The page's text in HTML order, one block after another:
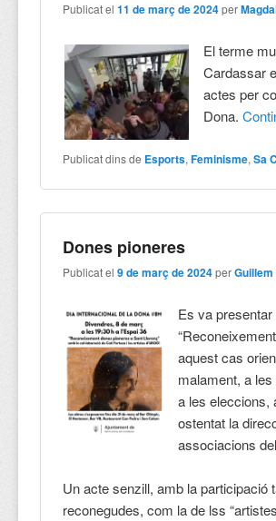
Publicat el11 de març de 2024 per
El terme
Cardassar
actes per
Dona.
Publicat dins de Esports,Feminisme,Sa
Dones pioneres
Publicat el9 de març de 2024 per
Es va
aquest cas
malament, a
a les eleccions,
ostentat la
associacions
Un acte senzill, amb la participació
reconegudes, com la de lss